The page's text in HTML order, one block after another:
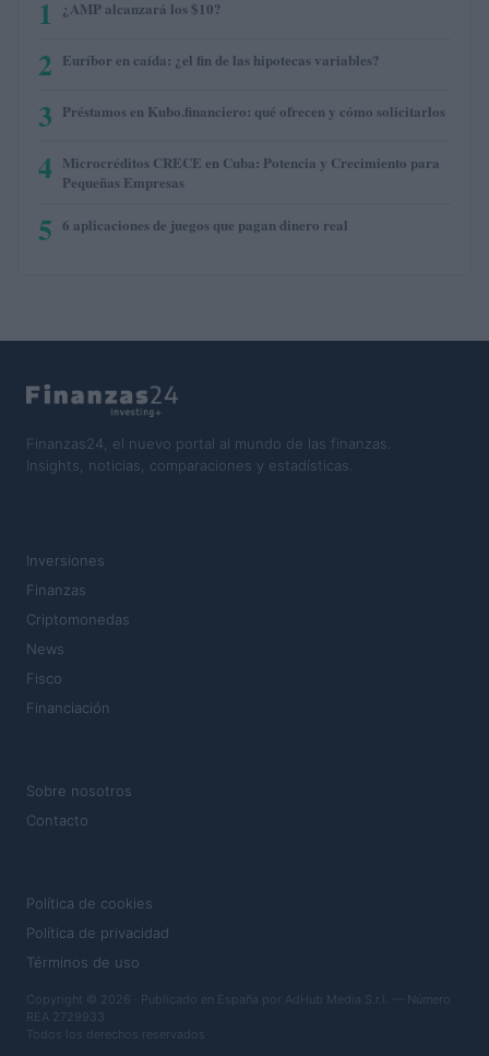
1 ¿AMP alcanzará los $10?
2 Euríbor en caída: ¿el fin de las hipotecas variables?
3 Préstamos en Kubo.financiero: qué ofrecen y cómo solicitarlos
4 Microcréditos CRECE en Cuba: Potencia y Crecimiento para
Pequeñas Empresas
5 6 aplicaciones de juegos que pagan dinero real
Finanzas24, el nuevo portal al mundo de las finanzas.
Insights, noticias, comparaciones y estadísticas.
Inversiones
Finanzas
Criptomonedas
News
Fisco
Financiación
Sobre nosotros
Contacto
Política de cookies
Política de privacidad
Términos de uso
Copyright © 2026 · Publicado en España por AdHub Media S.r.l. — Número
REA 2729933
Todos los derechos reservados